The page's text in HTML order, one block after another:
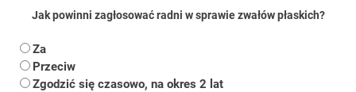
Jak powinni zagłosować radni w sprawie zwałów płaskich?
Za
Przeciw
Zgodzić się czasowo, na okres 2 lat